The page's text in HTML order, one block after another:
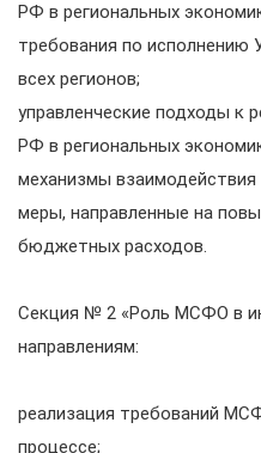
РФ в региональных
требования по
всех регионов;
управленческие подходы к
РФ в региональных
механизмы взаимодействия
меры, направленные на
бюджетных расходов.
Секция № 2 «Роль МСФО в
направлениям:
реализация требований
процессе;